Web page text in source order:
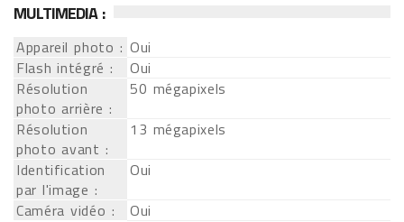
MULTIMEDIA :
Appareil photo : Oui
Flash intégré :
Oui
Résolution
photo arrière :
50 mégapixels
Résolution
photo avant :
13 mégapixels
Identification
par l'image :
Oui
Caméra vidéo :
Oui